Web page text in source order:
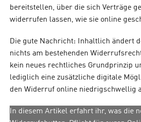
bereitstellen, über die sich Verträge
widerrufen lassen, wie sie online
Die gute Nachricht: Inhaltlich ändert
nichts am bestehenden
kein neues rechtliches Grundprinzip
lediglich eine zusätzliche digitale
den Widerruf online niedrigschwellig
In diesem Artikel erfahrt ihr, was die